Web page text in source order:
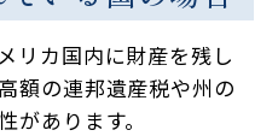
リカ国内に財産を残し
額の連邦遺産税や州の
があります。